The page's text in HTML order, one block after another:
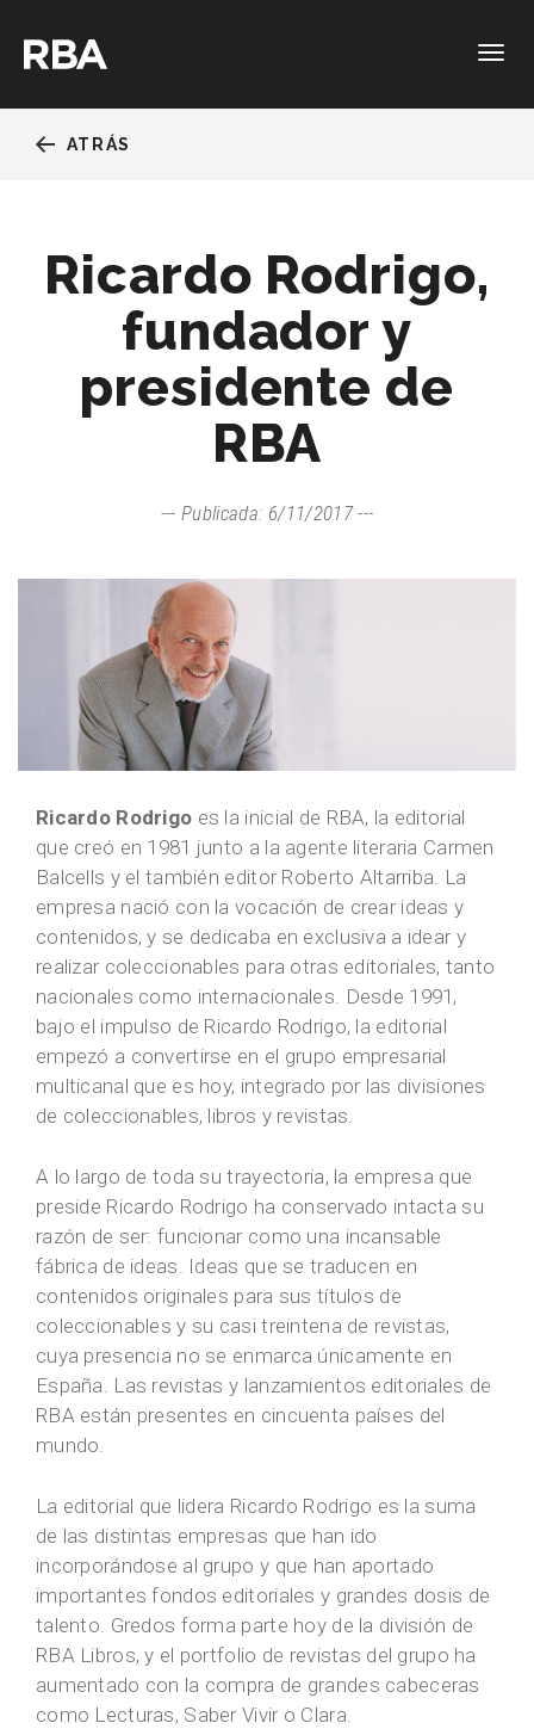
ATRÁS
Ricardo Rodrigo,
fundador y
presidente de
RBA
Publicada: 6/11/2017
Ricardo Rodrigo es la inicial de RBA, la editorial
que creó en 1981 junto a la agente literaria Carmen
Balcells y el también editor Roberto Altarriba. La
empresa nació con la vocación de crear ideas y
contenidos, y se dedicaba en exclusiva a idear y
realizar coleccionables para otras editoriales, tanto
nacionales como internacionales. Desde 1991,
bajo el impulso de Ricardo Rodrigo, la editorial
empezó a convertirse en el grupo empresarial
multicanal que es hoy, integrado por las divisiones
de coleccionables, libros y revistas.
A lo largo de toda su trayectoria, la empresa que
preside Ricardo Rodrigo ha conservado intacta su
razón de ser: funcionar como una incansable
fábrica de ideas. Ideas que se traducen en
contenidos originales para sus títulos de
coleccionables y su casi treintena de revistas,
cuya presencia no se enmarca únicamente en
España. Las revistas y lanzamientos editoriales de
RBA están presentes en cincuenta países del
mundo.
La editorial que lidera Ricardo Rodrigo es la suma
de las distintas empresas que han ido
incorporándose al grupo y que han aportado
importantes fondos editoriales y grandes dosis de
talento. Gredos forma parte hoy de la división de
RBA Libros, y el portfolio de revistas del grupo ha
aumentado con la compra de grandes cabeceras
como Lecturas, Saber Vivir o Clara.